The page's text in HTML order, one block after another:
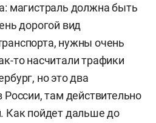
магистраль должна быть
дорогой вид
нужны очень
то насчитали трафики
но это два
там действительно
Как пойдет дальше до